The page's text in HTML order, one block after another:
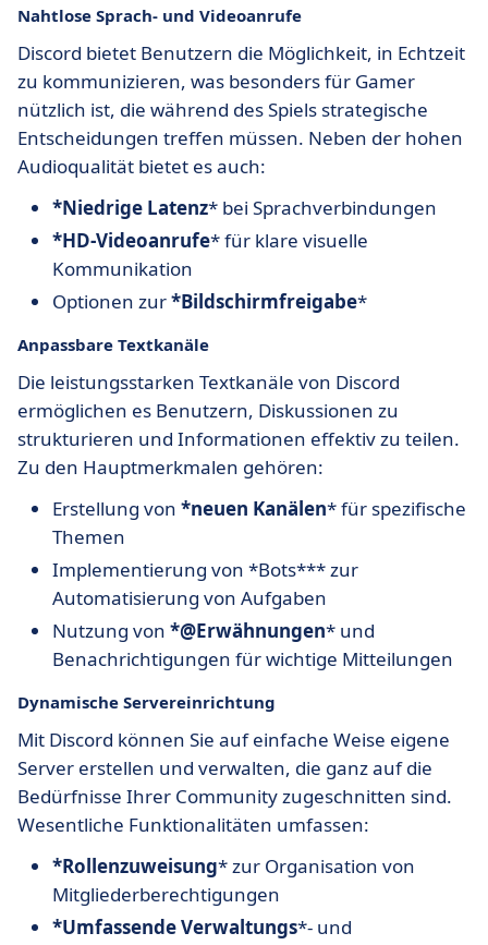
Nahtlose Sprach- und Videoanrufe
Discord bietet Benutzern die Möglichkeit, in Echtzeit
zu kommunizieren, was besonders für Gamer
nützlich ist, die während des Spiels strategische
Entscheidungen treffen müssen. Neben der hohen
Audioqualität bietet es auch:
*Niedrige Latenz* bei Sprachverbindungen
*HD-Videoanrufe* für klare visuelle
Kommunikation
Optionen zur*Bildschirmfreigabe*
Anpassbare Textkanäle
Die leistungsstarken Textkanäle von Discord
ermöglichen es Benutzern, Diskussionen zu
strukturieren und Informationen effektiv zu teilen.
Zu den Hauptmerkmalen gehören:
Erstellung von *neuen Kanälen* für spezifische
Themen
Implementierung von *Bots*** zur
Automatisierung von Aufgaben
Nutzung von *@Erwähnungen* und
Benachrichtigungen für wichtige Mitteilungen
Dynamische Servereinrichtung
Mit Discord können Sie auf einfache Weise eigene
Server erstellen und verwalten, die ganz auf die
Bedürfnisse Ihrer Community zugeschnitten sind.
Wesentliche Funktionalitäten umfassen:
*Rollenzuweisung* zur Organisation von
Mitgliederberechtigungen
*Umfassende Verwaltungs*- und